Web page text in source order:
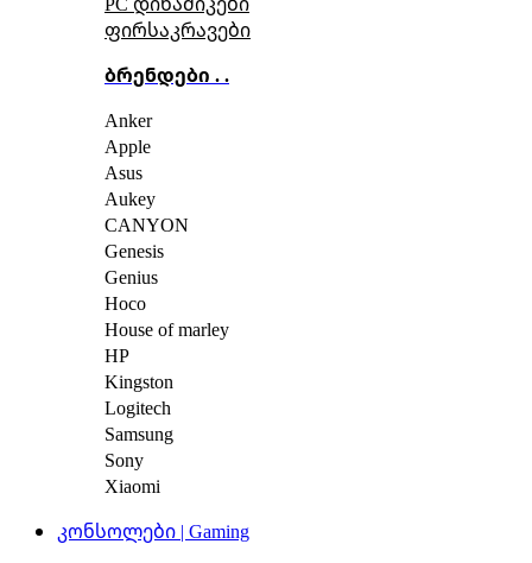
ფირსაკრავები
ბრენდები . .
Anker
Apple
Asus
Aukey
CANYON
Genesis
Genius
Hoco
House of marley
HP
Kingston
Logitech
Samsung
Sony
Xiaomi
კონსოლები | Gaming